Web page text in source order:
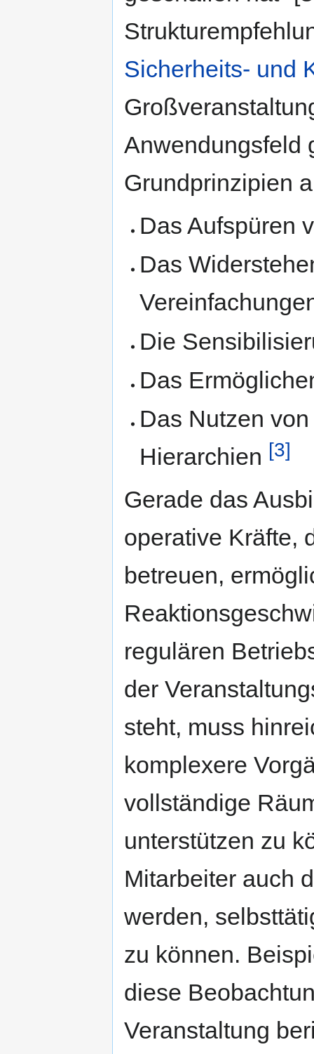
Sicherheits- und
Anwendungsfeld
Grundprinzipien
Das Aufspüren
Das
Die
Das
Das Nutzen
Hierarchien [3]
Gerade das
operative Kräfte,
betreuen,
regulären
der
steht, muss
komplexere
vollständige
unterstützen zu
Mitarbeiter auch
werden,
zu können.
diese
Veranstaltung